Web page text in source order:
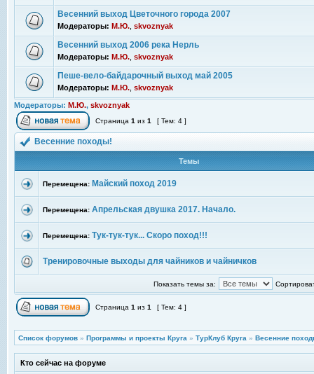
Весенний выход Цветочного города 2007
Модераторы: М.Ю. skvoznyak
Весенний выход 2006 река Нерль
Модераторы: М.Ю. skvoznyak
Пеше-вело-байдарочный выход май 2005
Модераторы: М.Ю. skvoznyak
Модераторы: М.Ю., skvoznyak
Страница 1 из 1 [ Тем: 4 ]
Весенние походы!
Темы
Перемещена: Майский поход 2019
Перемещена: Апрельская двушка 2017. Начало.
Перемещена: Тук-тук-тук... Скоро поход!!!
Тренировочные выходы для чайников и чайничков
Показать темы за:
Страница 1 из 1 [ Тем: 4 ]
Список форумов » Программы и проекты Круга » ТурКлуб Круга » Весенние
Кто сейчас на форуме